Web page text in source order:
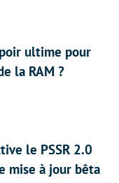
ultime pour
la RAM ?
le PSSR 2.0
mise à jour bêta